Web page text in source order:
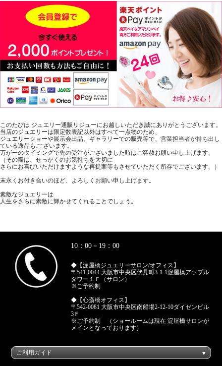
このたびは ジュエリー通販リジューにお越しいただき誠にありがとうございます。
当店のジュエリーは限定数表記以外はすべて一点物のため、
ジュエリーショーや展示会出品、ギャラリーでの販売等で、営業担当者が持ち出し
ている逸品もご ざいます。
万が一のタイミングで先の受注がございました時はご容赦お願い申し上げます。
（その際は、せっかくのお気持ちを大切に
さらにお喜びいただけますような再提案等もさせていただく所存でございます。）
末永くお付き合いのほど、よろしくお願い申し上げます。
素敵なジュエリーは
人生をさらに素敵に輝かせてくれることでしょう。
10：00－19：00
◆【淀屋橋ジュエリーサロン/オフィス】
〒541-0044 大阪市中央区伏見町3-1-1淀屋橋アップル
タワー１Ｆ（サロン）
※ご予約制
◆【心斎橋オフィス】
〒542-0081 大阪市中央区南船場2-12-10ダイゼンビル
3Ｆ
※ご予約制 （ショールームは現在 淀屋橋サロンが
メインとなっております）
ご利用ガイド